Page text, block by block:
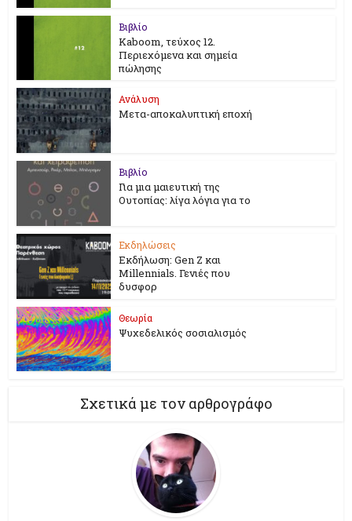
Βιβλίο
Kaboom, τεύχος 12.
Περιεχόμενα και σημεία
πώλησης
Ανάλυση
Μετα-αποκαλυπτική εποχή
Βιβλίο
Για μια μαιευτική της
Ουτοπίας: λίγα λόγια για το
Εκδηλώσεις
Εκδήλωση: Gen Z και
Millennials. Γενιές που
δυσφορ
Θεωρία
Ψυχεδελικός σοσιαλισμός
Σχετικά με τον αρθρογράφο